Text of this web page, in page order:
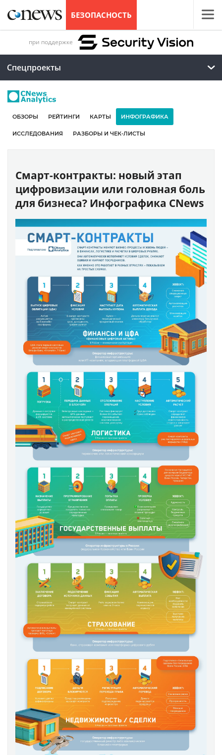
БЕЗОПАСНОСТЬ
при поддержке
Спецпроекты
ОБЗОРЫ РЕЙТИНГИ КАРТЫ ИНФОГРАФИКА
ИССЛЕДОВАНИЯ РАЗБОРЫ И ЧЕК-ЛИСТЫ
Смарт-контракты: новый этап
цифровизации или головная боль
для бизнеса? Инфографика CNews